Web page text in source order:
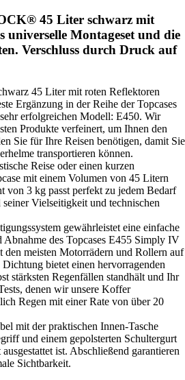
45 Liter schwarz mit
universelle Montageset und die
Verschluss durch Druck auf
45 Liter mit roten Reflektoren
Ergänzung in der Reihe der Topcases
erfolgreichen Modell: E450. Wir
Produkte verfeinert, um Ihnen den
Sie für Ihre Reisen benötigen, damit Sie
transportieren können.
Reise oder einen kurzen
mit einem Volumen von 45 Litern
von 3 kg passt perfekt zu jedem Bedarf
Vielseitigkeit und technischen
gewährleistet eine einfache
Abnahme des Topcases E455 Simply IV
den meisten Motorrädern und Rollern auf
bietet einen hervorragenden
stärksten Regenfällen standhält und Ihr
denen wir unsere Koffer
Regen mit einer Rate von über 20
mit der praktischen Innen-Tasche
und einem gepolsterten Schultergurt
ist. Abschließend garantieren
Sichtbarkeit.